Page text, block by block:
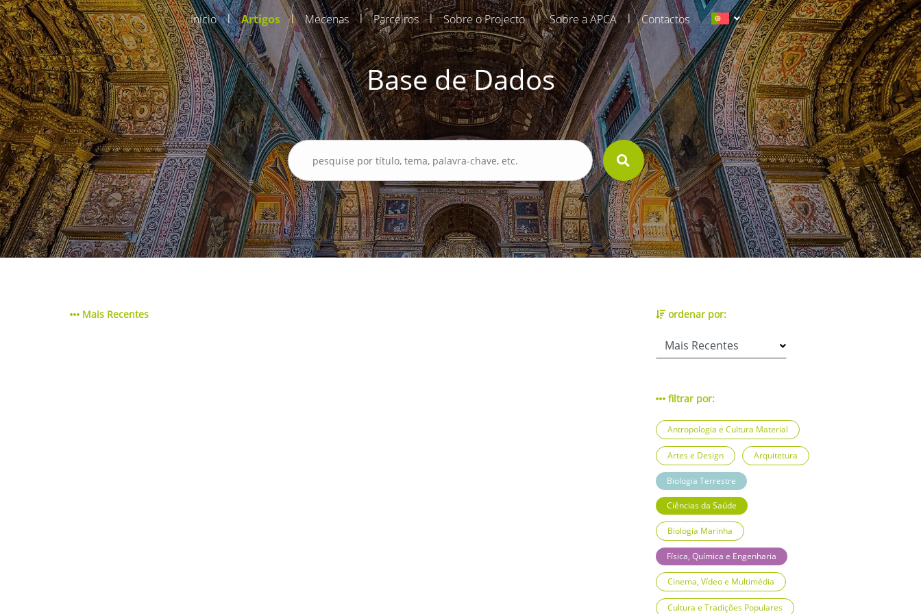
Início | Artigos | Mecenas | Parceiros | Sobre o Projecto | Sobre a APCA | Contactos
Base de Dados
Mais Recentes ordenar por:
filtrar por:
Antropologia e Cultura Material
Artes e Design Arquitetura
Biologia Terrestre
Ciências da Saúde
Biologia Marinha
Física, Química e Engenharia
Cinema, Vídeo e Multimédia
Cultura e Tradições Populares